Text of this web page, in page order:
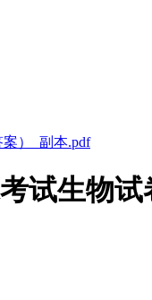
）_副本.pdf
试生物